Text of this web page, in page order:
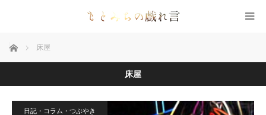
ホーム 床屋
床屋
日記・コラム・つぶやき